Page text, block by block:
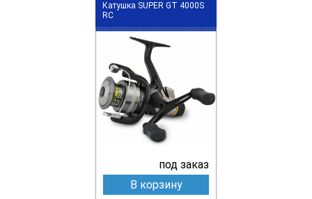
Катушка SUPER GT 4000S
RC
под заказ
В корзину